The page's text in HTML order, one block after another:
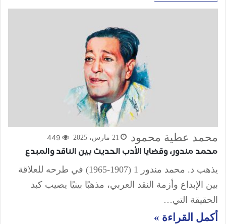
محمد عطية محمود 21 مارس، 2025 449
محمد مندور، وقضايا الأدب الحديث بين الناقد والمبدع
يذهب د. محمد مندور 1 (1907-1965) في طرحه للعلاقة
بين الإبداع وأزمة النقد العربي، مذهبًا بينيًا يصيب كبد
الحقيقة التي…
أكمل القراءة »